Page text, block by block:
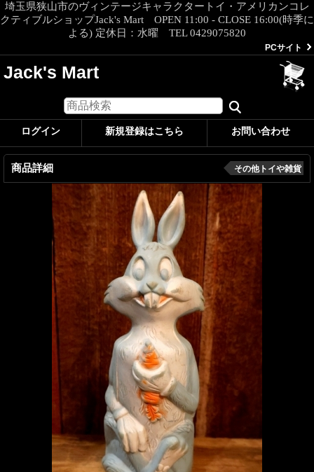
埼玉県狭山市のヴィンテージキャラクタートイ・アメリカンコレ
クティブルショップJack's Mart OPEN 11:00 - CLOSE 16:00(時季に
よる) 定休日：水曜 TEL 0429075820
PCサイト
Jack's Mart
ログイン 新規登録はこちら お問い合わせ
商品詳細 その他トイや雑貨